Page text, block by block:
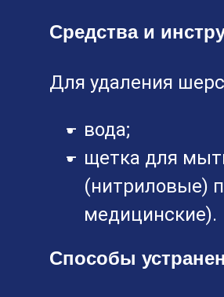
Средства и
Для удаления
вода;
щетка для
(нитриловые)
медицинские).
Способы